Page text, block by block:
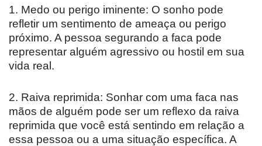
1. Medo ou perigo iminente: O sonho pode
refletir um sentimento de ameaça ou perigo
próximo. A pessoa segurando a faca pode
representar alguém agressivo ou hostil em sua
vida real.
2. Raiva reprimida: Sonhar com uma faca nas
mãos de alguém pode ser um reflexo da raiva
reprimida que você está sentindo em relação a
essa pessoa ou a uma situação específica. A